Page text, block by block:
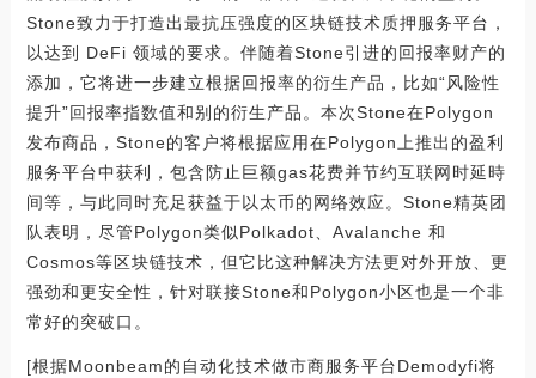
Stone致力于打造出最抗压强度的区块链技术质押服务平台，
以达到 DeFi 领域的要求。伴随着Stone引进的回报率财产的
添加，它将进一步建立根据回报率的衍生产品，比如“风险性
提升”回报率指数值和别的衍生产品。本次Stone在Polygon
发布商品，Stone的客户将根据应用在Polygon上推出的盈利
服务平台中获利，包含防止巨额gas花费并节约互联网时延時
间等，与此同时充足获益于以太币的网络效应。Stone精英团
队表明，尽管Polygon类似Polkadot、Avalanche 和
Cosmos等区块链技术，但它比这种解决方法更对外开放、更
强劲和更安全性，针对联接Stone和Polygon小区也是一个非
常好的突破口。
[根据Moonbeam的自动化技术做市商服务平台Demodyfi将